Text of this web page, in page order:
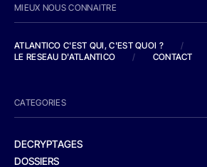
MIEUX NOUS CONNAITRE
ATLANTICO C'EST QUI, C'EST QUOI ?
/
LE RESEAU D'ATLANTICO
/ CONTACT
CATEGORIES
DECRYPTAGES
DOSSIERS